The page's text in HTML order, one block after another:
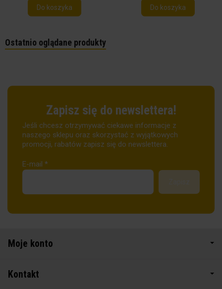
Do koszyka Do koszyka
Ostatnio oglądane produkty
Zapisz się do newslettera!
Jeśli chcesz otrzymywać ciekawe informacje z
naszego sklepu oraz skorzystać z wyjątkowych
promocji, rabatów zapisz się do newslettera.
E-mail *
Moje konto
Kontakt